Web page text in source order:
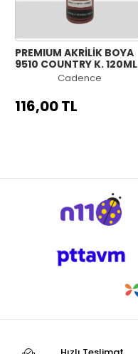
PREMIUM AKRİLİK BOYA
9510 COUNTRY K. 120ML
Cadence
116,00 TL